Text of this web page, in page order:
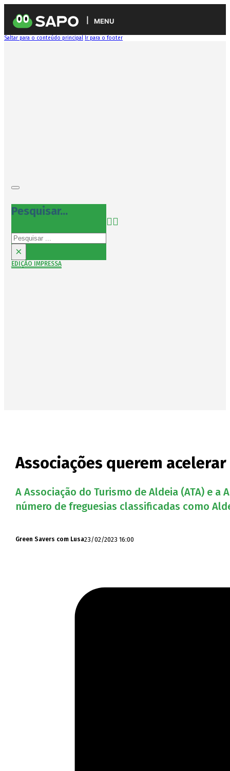
MENU
Saltar para o conteúdo principal Ir para o footer
Pesquisar...
Pesquisar
×
EDIÇÃO IMPRESSA
Associações querem
A Associação do Turismo de Aldeia (ATA) e
número de freguesias classificadas como
Green Savers com Lusa23/02/2023 16:00